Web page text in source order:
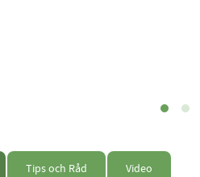
Tips och Råd Video